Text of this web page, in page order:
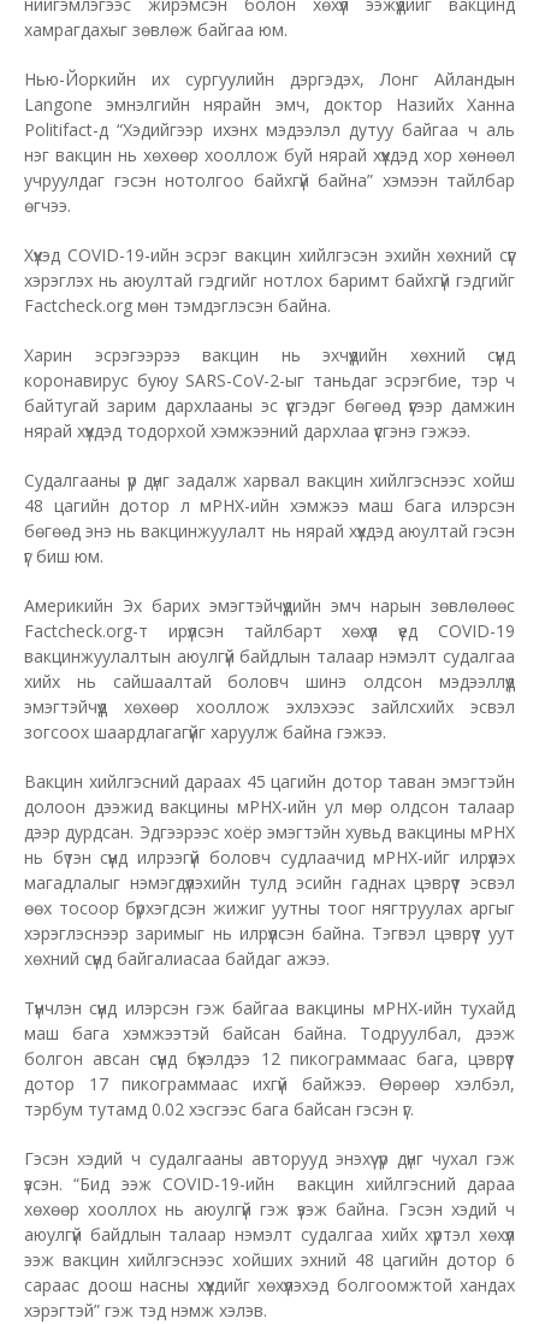
хамрагдахыг зөвлөж байгаа юм.
Нью-Йоркийн их сургуулийн дэргэдэх, Лонг Айландын
Langone эмнэлгийн нярайн эмч, доктор Назийх Ханна
Politifact-д “Хэдийгээр ихэнх мэдээлэл дутуу байгаа ч аль
нэг вакцин нь хөхөөр хооллож буй нярай хүүхдэд хор хөнөөл
учруулдаг гэсэн нотолгоо байхгүй байна” хэмээн тайлбар
өгчээ.
Хүүхэд COVID-19-ийн эсрэг вакцин хийлгэсэн эхийн хөхний сүүг
хэрэглэх нь аюултай гэдгийг нотлох баримт байхгүй гэдгийг
Factcheck.org мөн тэмдэглэсэн байна.
Харин эсрэгээрээ вакцин нь эхчүүдийн хөхний сүүнд
коронавирус буюу SARS-CoV-2-ыг таньдаг эсрэгбие, тэр ч
байтугай зарим дархлааны эс үүсгэдэг бөгөөд үүгээр дамжин
нярай хүүхдэд тодорхой хэмжээний дархлаа үүсгэнэ гэжээ.
Судалгааны үр дүнг задалж харвал вакцин хийлгэснээс хойш
48 цагийн дотор л мРНХ-ийн хэмжээ маш бага илэрсэн
бөгөөд энэ нь вакцинжуулалт нь нярай хүүхдэд аюултай гэсэн
үг биш юм.
Америкийн Эх барих эмэгтэйчүүдийн эмч нарын зөвлөлөөс
Factcheck.org-т ирүүлсэн тайлбарт хөхүүл үед COVID-19
вакцинжуулалтын аюулгүй байдлын талаар нэмэлт судалгаа
хийх нь сайшаалтай боловч шинэ олдсон мэдээллүүд
эмэгтэйчүүд хөхөөр хооллож эхлэхээс зайлсхийх эсвэл
зогсоох шаардлагагүйг харуулж байна гэжээ.
Вакцин хийлгэсний дараах 45 цагийн дотор таван эмэгтэйн
долоон дээжид вакцины мРНХ-ийн ул мөр олдсон талаар
дээр дурдсан. Эдгээрээс хоёр эмэгтэйн хувьд вакцины мРНХ
нь бүтэн сүүнд илрээгүй боловч судлаачид мРНХ-ийг илрүүлэх
магадлалыг нэмэгдүүлэхийн тулд эсийн гаднах цэврүүт эсвэл
өөх тосоор бүрхэгдсэн жижиг уутны тоог нягтруулах аргыг
хэрэглэснээр заримыг нь илрүүлсэн байна. Тэгвэл цэврүүт уут
хөхний сүүнд байгалиасаа байдаг ажээ.
Түүнчлэн сүүнд илэрсэн гэж байгаа вакцины мРНХ-ийн тухайд
маш бага хэмжээтэй байсан байна. Тодруулбал, дээж
болгон авсан сүүнд бүхэлдээ 12 пикограммаас бага, цэврүүт
дотор 17 пикограммаас ихгүй байжээ. Өөрөөр хэлбэл,
тэрбум тутамд 0.02 хэсгээс бага байсан гэсэн үг.
Гэсэн хэдий ч судалгааны авторууд энэхүү үр дүнг чухал гэж
үзсэн. “Бид ээж COVID-19-ийн вакцин хийлгэсний дараа
хөхөөр хооллох нь аюулгүй гэж үзэж байна. Гэсэн хэдий ч
аюулгүй байдлын талаар нэмэлт судалгаа хийх хүртэл хөхүүл
ээж вакцин хийлгэснээс хойших эхний 48 цагийн дотор 6
сараас доош насны хүүхдийг хөхүүлэхэд болгоомжтой хандах
хэрэгтэй” гэж тэд нэмж хэлэв.